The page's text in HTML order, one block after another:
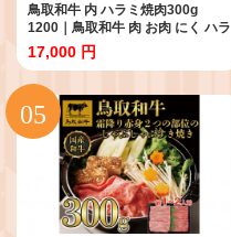
鳥取和牛 内 ハラミ焼肉300g
1200｜鳥取和牛 肉 お肉 にく ハラ
ミ 食品 鳥取県産 人気 おすすめ 送
料無料 ギフト 鳥取県 三朝町
17,000 円